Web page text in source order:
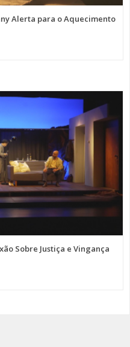
Alerta para o Aquecimento
Sobre Justiça e Vingança